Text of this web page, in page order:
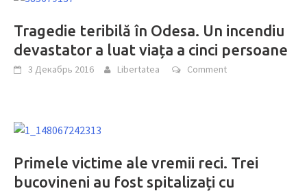
Tragedie teribilă în Odesa. Un incendiu
devastator a luat viața a cinci persoane
3 Декабрь 2016 Libertatea Comment
Primele victime ale vremii reci. Trei
bucovineni au fost spitalizați cu